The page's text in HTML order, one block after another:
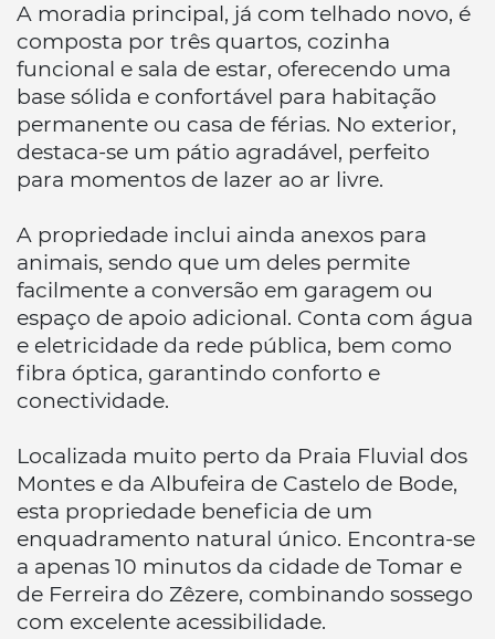
A moradia principal, já com telhado novo, é
composta por três quartos, cozinha
funcional e sala de estar, oferecendo uma
base sólida e confortável para habitação
permanente ou casa de férias. No exterior,
destaca-se um pátio agradável, perfeito
para momentos de lazer ao ar livre.
A propriedade inclui ainda anexos para
animais, sendo que um deles permite
facilmente a conversão em garagem ou
espaço de apoio adicional. Conta com água
e eletricidade da rede pública, bem como
fibra óptica, garantindo conforto e
conectividade.
Localizada muito perto da Praia Fluvial dos
Montes e da Albufeira de Castelo de Bode,
esta propriedade beneficia de um
enquadramento natural único. Encontra-se
a apenas 10 minutos da cidade de Tomar e
de Ferreira do Zêzere, combinando sossego
com excelente acessibilidade.